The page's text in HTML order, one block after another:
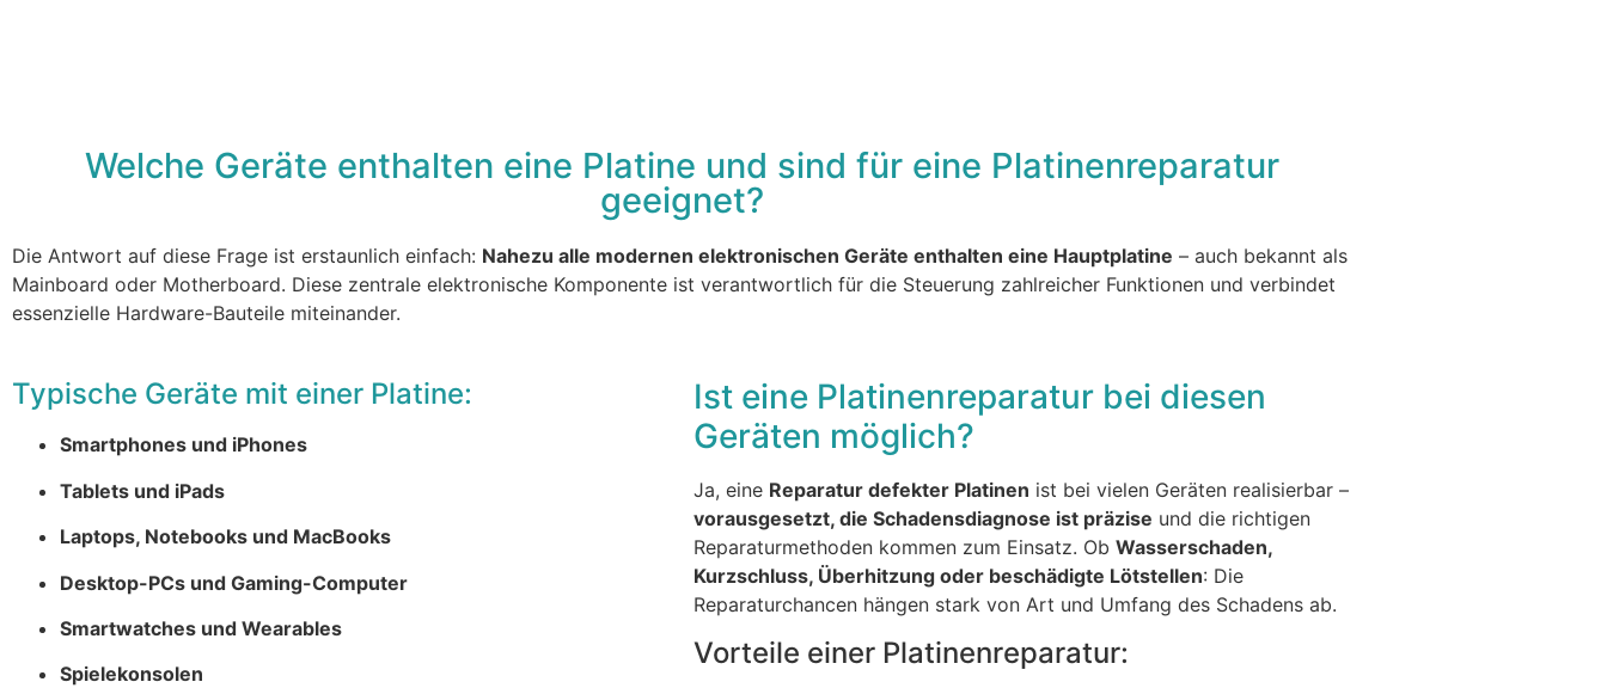
Welche Geräte enthalten eine Platine und sind für eine Platinenreparatur
geeignet?
Die Antwort auf diese Frage ist erstaunlich einfach: Nahezu alle modernen elektronischen Geräte enthalten eine Hauptplatine – auch bekannt als
Mainboard oder Motherboard. Diese zentrale elektronische Komponente ist verantwortlich für die Steuerung zahlreicher Funktionen und verbindet
essenzielle Hardware-Bauteile miteinander.
Typische Geräte mit einer Platine:
Smartphones und iPhones
Tablets und iPads
Laptops, Notebooks und MacBooks
Desktop-PCs und Gaming-Computer
Smartwatches und Wearables
Spielekonsolen
Ist eine Platinenreparatur bei diesen
Geräten möglich?
Ja, eine Reparatur defekter Platinen ist bei vielen Geräten realisierbar –
vorausgesetzt, die Schadensdiagnose ist präzise und die richtigen
Reparaturmethoden kommen zum Einsatz. Ob Wasserschaden,
Kurzschluss, Überhitzung oder beschädigte Lötstellen: Die
Reparaturchancen hängen stark von Art und Umfang des Schadens ab.
Vorteile einer Platinenreparatur: